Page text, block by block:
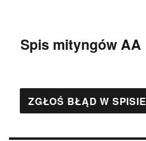
Spis mityngów AA
ZGŁOŚ BŁĄD W SPISIE